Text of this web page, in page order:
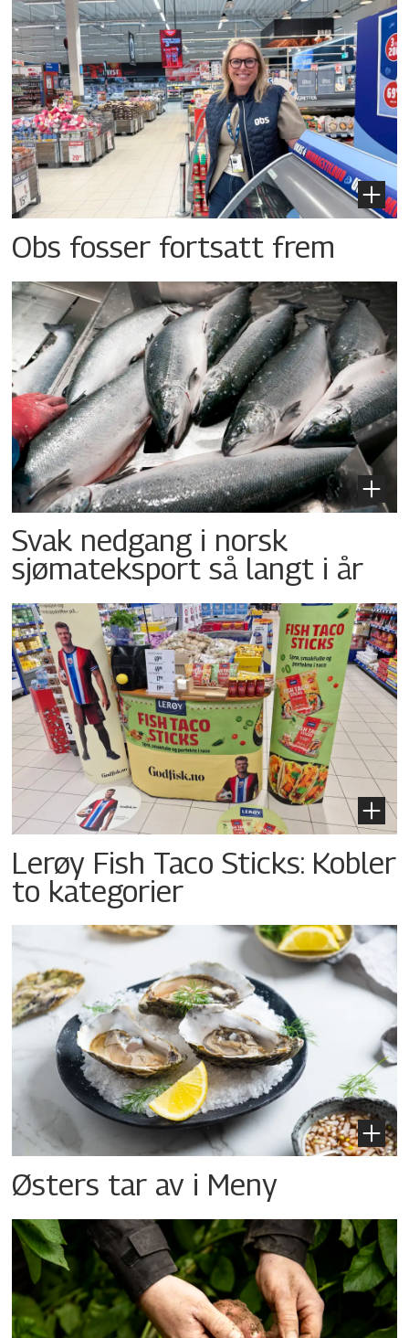
Obs fosser fortsatt frem
Svak nedgang i norsk
sjømateksport så langt i år
Lerøy Fish Taco Sticks: Kobler
to kategorier
Østers tar av i Meny